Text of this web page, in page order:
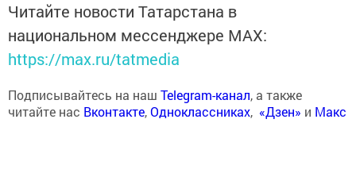
Читайте новости Татарстана в
национальном мессенджере MАХ:
https://max.ru/tatmedia
Подписывайтесь на наш Telegram-канал, а также
читайте нас Вконтакте,Одноклассниках, «Дзен» и Макс